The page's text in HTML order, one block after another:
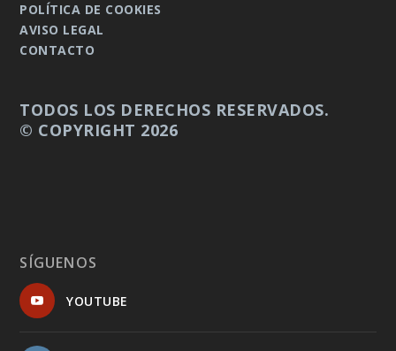
POLÍTICA DE COOKIES
AVISO LEGAL
CONTACTO
TODOS LOS DERECHOS RESERVADOS.
© COPYRIGHT 2026
SÍGUENOS
YOUTUBE